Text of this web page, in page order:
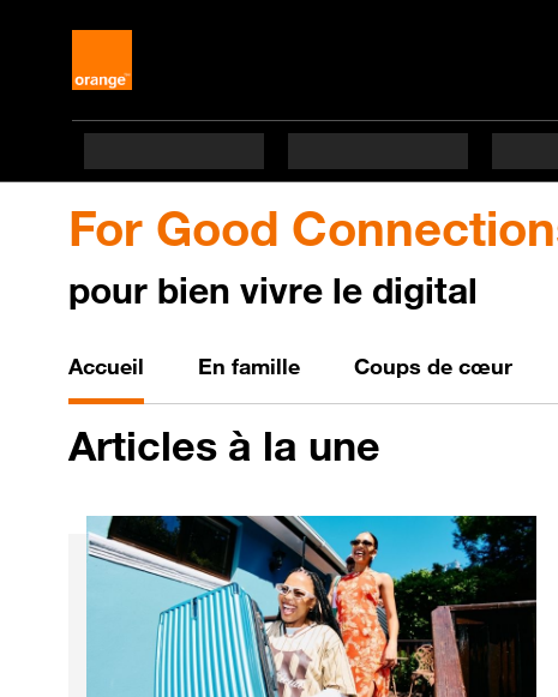
For Good
pour bien vivre le digital
Accueil Bien vivre le digital
En famille Coups de cœur
Articles à la une